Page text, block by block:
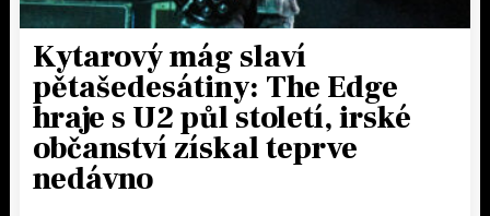
Kytarový mág slaví
pětašedesátiny: The Edge
hraje s U2 půl století, irské
občanství získal teprve
nedávno